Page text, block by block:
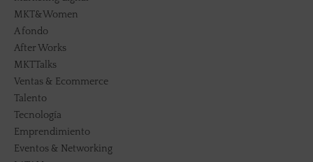
MKT&Women
A fondo
After Works
MKTTalks
Ventas & Ecommerce
Talento
Tecnología
Emprendimiento
Eventos & Networking